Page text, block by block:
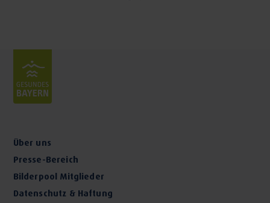
Über uns
Presse-Bereich
Bilderpool Mitglieder
Datenschutz & Haftung